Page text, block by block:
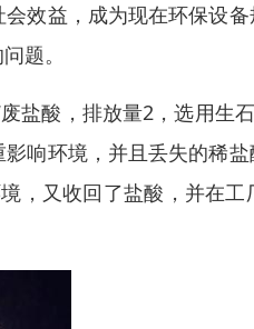
效益，成为现在环保设
题。
盐酸，排放量2，选用生
响环境，并且丢失的稀
，又收回了盐酸，并在